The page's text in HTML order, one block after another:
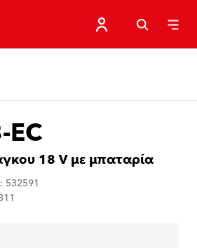
18 V με μπαταρία
532591